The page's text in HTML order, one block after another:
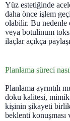
Yüz estetiğinde
daha önce işlem
olabilir. Bu nedenle
veya botulinum
ilaçlar açıkça
Planlama süreci
Planlama ayrıntılı
doku kalitesi, mimik
kişinin şikayeti
beklenti konuşması